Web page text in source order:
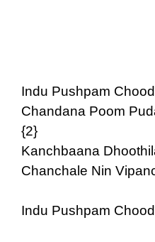
Indu Pushpam
Chandana Poom
{2}
Kanchbaana
Chanchale Nin
Indu Pushpam